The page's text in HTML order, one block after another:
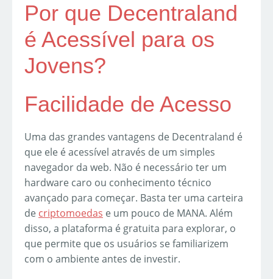
Por que Decentraland
é Acessível para os
Jovens?
Facilidade de Acesso
Uma das grandes vantagens de Decentraland é
que ele é acessível através de um simples
navegador da web. Não é necessário ter um
hardware caro ou conhecimento técnico
avançado para começar. Basta ter uma carteira
de criptomoedas e um pouco de MANA. Além
disso, a plataforma é gratuita para explorar, o
que permite que os usuários se familiarizem
com o ambiente antes de investir.